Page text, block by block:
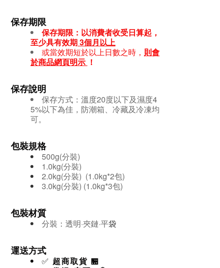
保存期限
保存期限：以消費者收受日算起，
至少具有效期3個月以上
或當效期短於以上日數之時， 則會
於商品網頁明示 ！
保存說明
保存方式： 溫度20度以下及濕度4
5%以下為佳，防潮箱、冷藏及冷凍均
可。
包裝規格
500g(分裝)
1.0kg(分裝)
2.0kg(分裝) (1.0kg*2包)
3.0kg(分裝) (1.0kg*3包)
包裝材質
分裝：透明·夾鏈·平袋
運送方式
✅ 超商取貨 🏪